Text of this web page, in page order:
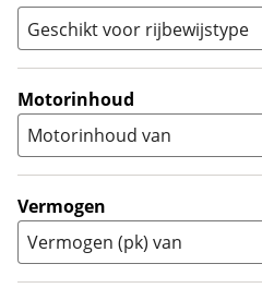
Sport (0)
Sport Touring
Supermotard (2)
Supersport
Tourer (0)
Touring Enduro
Trike (0)
Zijspan 0)
Geschikt voor rijbewijstype
A (4)
A1 (0)
(
Motorinhoud
Motorinhoud van
Vermogen
Vermogen (pk) van